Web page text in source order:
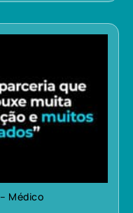
Médico